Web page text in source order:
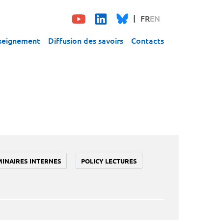
FREN
Diffusion des savoirs Contacts
INTERNES POLICY LECTURES